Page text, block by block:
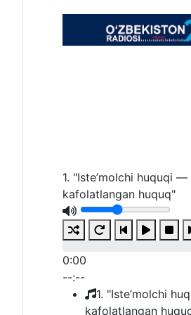
1. "Iste’molchi huquqi —
kafolatlangan huquq"
0:00
--:--
1. "Iste’molchi
kafolatlangan